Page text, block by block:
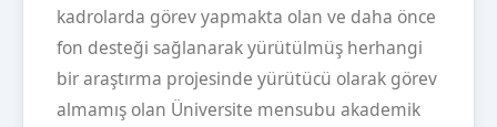
kadrolarda görev yapmakta olan ve daha önce
fon desteği sağlanarak yürütülmüş herhangi
bir araştırma projesinde yürütücü olarak görev
almamış olan Üniversite mensubu akademik